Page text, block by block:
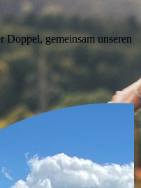
Doppel, gemeinsam unseren